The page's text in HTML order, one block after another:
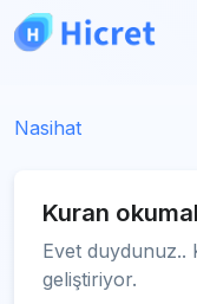
Nasihat
Kuran
Evet duydunuz..
geliştiriyor.